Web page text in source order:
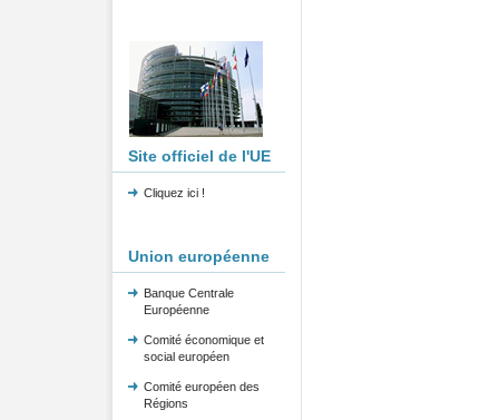
Site officiel de l'UE
Cliquez ici !
Union européenne
Banque Centrale
Européenne
Comité économique et
social européen
Comité européen des
Régions